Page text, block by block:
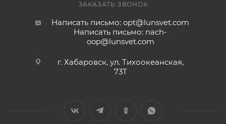
ЗАКАЗАТЬ ЗВОНОК
Написать письмо: opt@lunsvet.com
Написать письмо: nach-
oop@lunsvet.com
г. Хабаровск, ул. Тихоокеанская,
73Т